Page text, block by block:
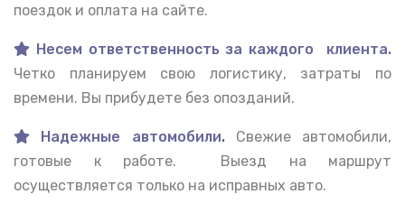
поездок и оплата на сайте.
Несем ответственность за каждого клиента.
Четко планируем свою логистику, затраты по
времени. Вы прибудете без опозданий.
Надежные автомобили. Свежие автомобили,
готовые к работе. Выезд на маршрут
осуществляется только на исправных авто.